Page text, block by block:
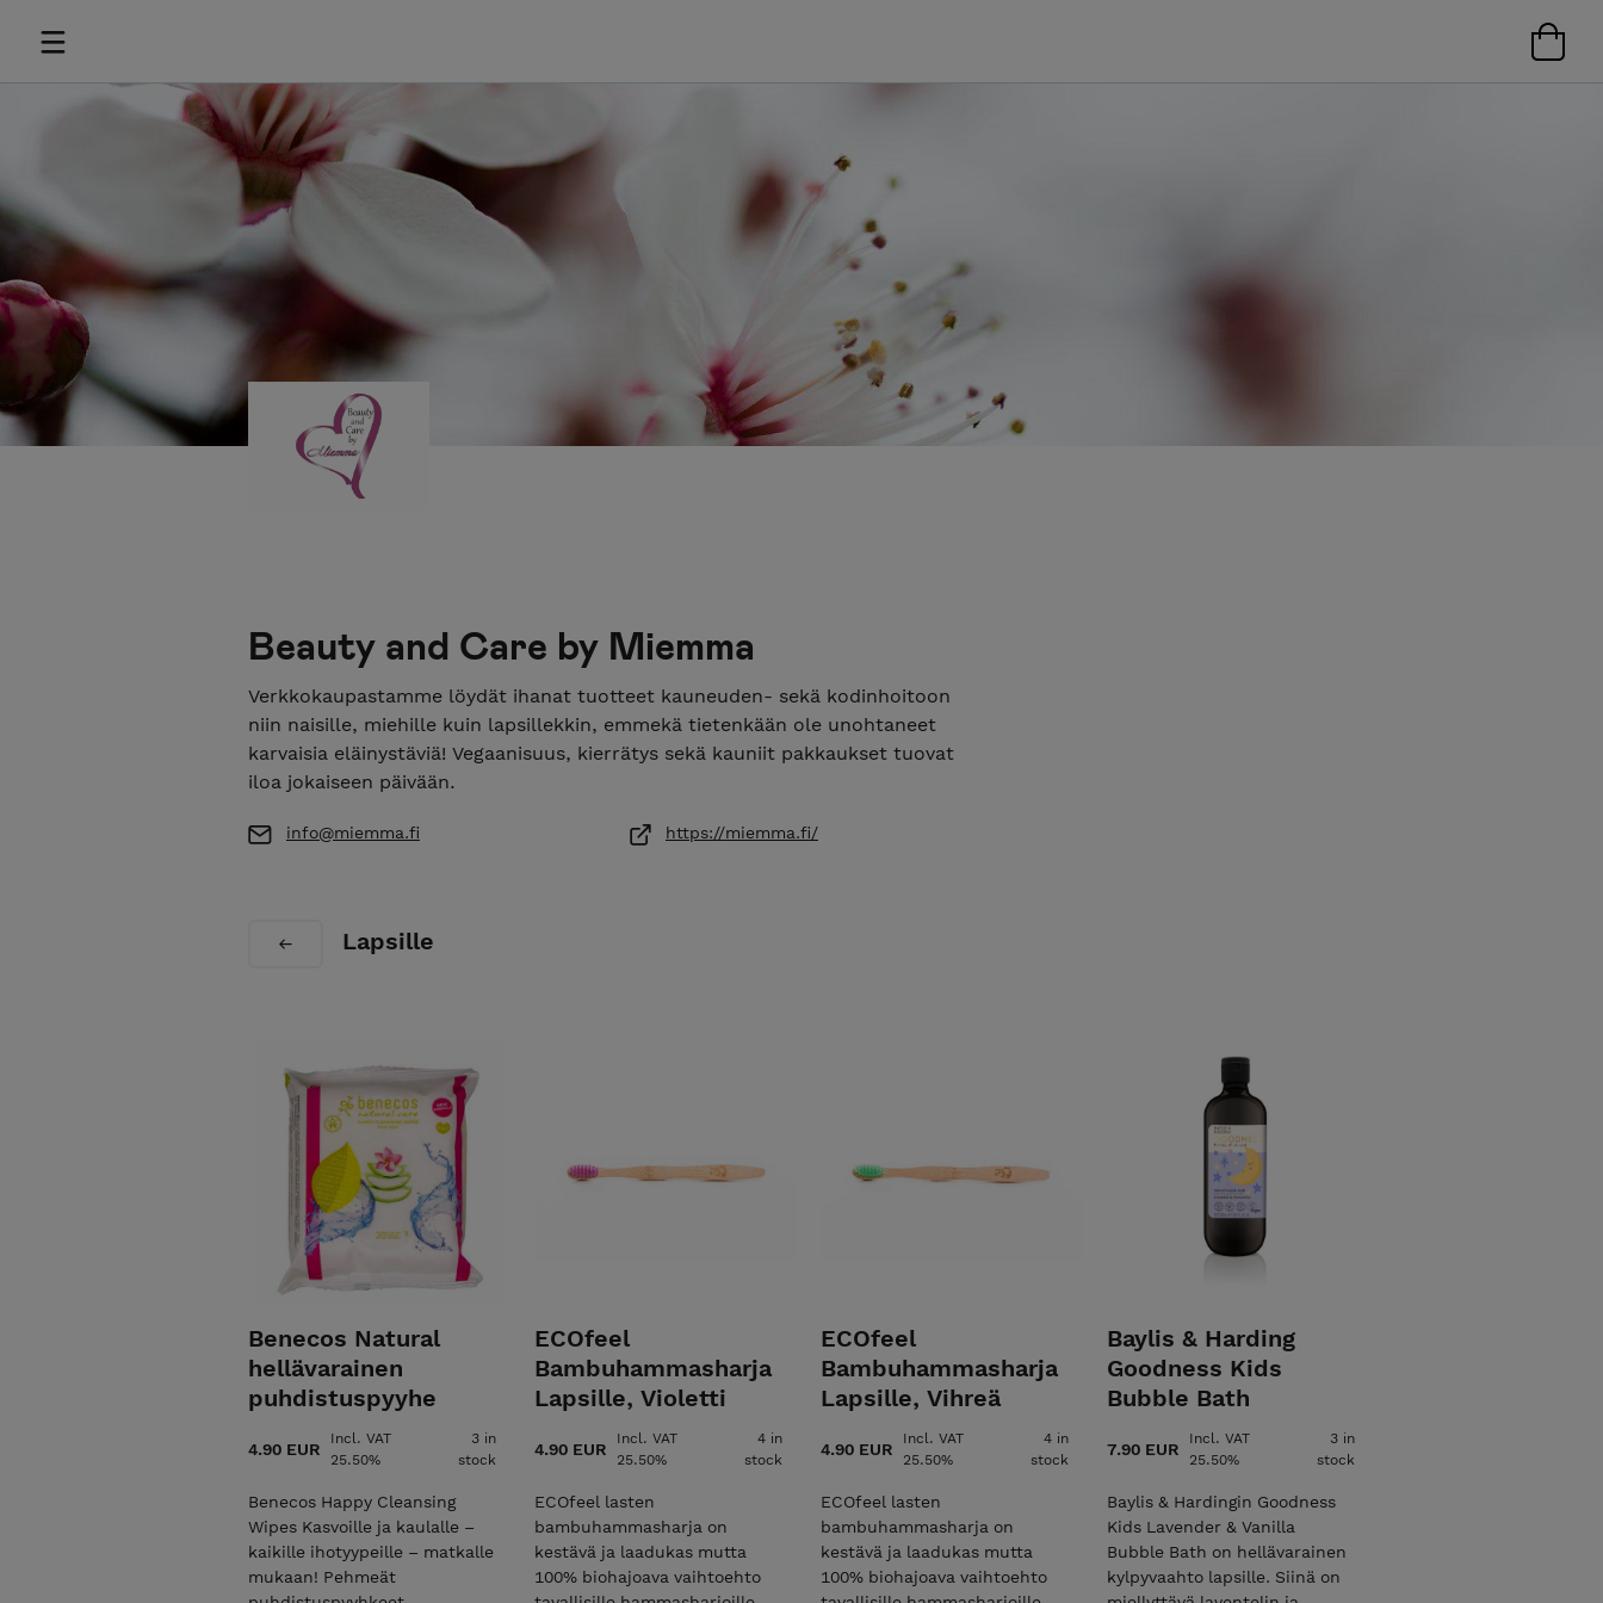
Beauty and Care by Miemma
Verkkokaupastamme löydät ihanat tuotteet kauneuden- sekä kodinhoitoon
niin naisille, miehille kuin lapsillekkin, emmekä tietenkään ole unohtaneet
karvaisia eläinystäviä! Vegaanisuus, kierrätys sekä kauniit pakkaukset tuovat
iloa jokaiseen päivään.
info@miemma.fi https://miemma.fi/
Lapsille
Benecos Natural
hellävarainen
puhdistuspyyhe
4.90 EUR
Incl. VAT
25.50%
3 in
stock
Benecos Happy Cleansing
Wipes Kasvoille ja kaulalle –
kaikille ihotyypeille – matkalle
mukaan! Pehmeät
ECOfeel
Bambuhammasharja
Lapsille, Violetti
4.90 EUR
Incl. VAT
25.50%
4 in
stock
ECOfeel lasten
bambuhammasharja on
kestävä ja laadukas mutta
100% biohajoava vaihtoehto
ECOfeel
Bambuhammasharja
Lapsille, Vihreä
4.90 EUR
Incl. VAT
25.50%
4 in
stock
ECOfeel lasten
bambuhammasharja on
kestävä ja laadukas mutta
100% biohajoava vaihtoehto
Baylis & Harding
Goodness Kids
Bubble Bath
7.90 EUR
Incl. VAT
25.50%
3 in
stock
Baylis & Hardingin Goodness
Kids Lavender & Vanilla
Bubble Bath on hellävarainen
kylpyvaahto lapsille. Siinä on